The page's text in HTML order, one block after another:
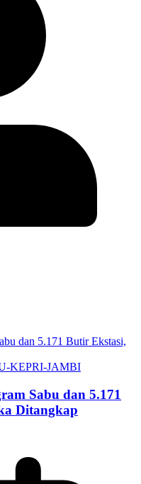
KEPRI-JAMBI
Sabu dan 5.171
Ditangkap